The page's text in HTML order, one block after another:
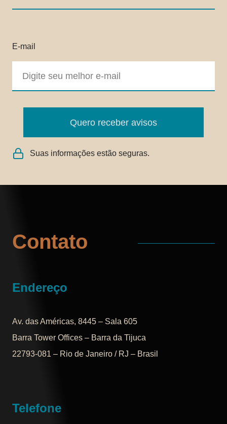
E-mail
Quero receber avisos
Suas informações estão seguras.
Contato
Endereço
Av. das Américas, 8445 – Sala 605
Barra Tower Offices – Barra da Tijuca
22793-081 – Rio de Janeiro / RJ – Brasil
Telefone